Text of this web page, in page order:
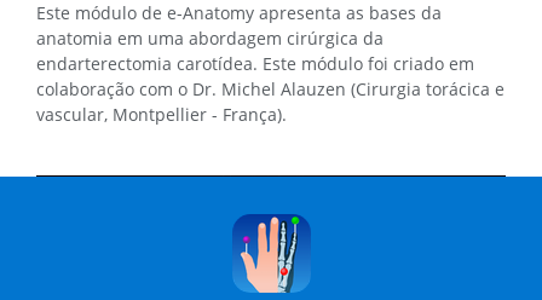
Este módulo de e-Anatomy apresenta as bases da
anatomia em uma abordagem cirúrgica da
endarterectomia carotídea. Este módulo foi criado em
colaboração com o Dr. Michel Alauzen (Cirurgia torácica e
vascular, Montpellier - França).